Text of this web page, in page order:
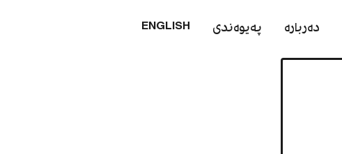
دەربارە پەیوەندی ENGLISH